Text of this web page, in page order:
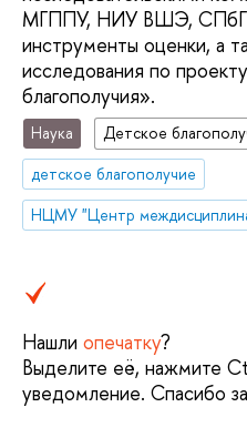
МГППУ, НИУ ВШЭ, СПбГУ
инструменты оценки, а
исследования по
благополучия».
Наука
Детское
детское благополучие
Нашли опечатку?
Выделите её, нажмите
уведомление. Спасибо